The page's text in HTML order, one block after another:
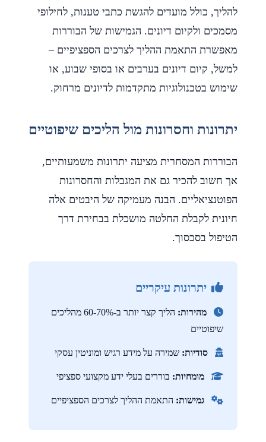
להליך, כולל מועדים להגשת כתבי טענות, לחילופי
מסמכים ולקיום דיונים. הגמישות של הבוררות
מאפשרת התאמת ההליך לצרכים הספציפיים –
למשל, קיום דיונים בערבים או בסופי שבוע, או
שימוש בטכנולוגיות מתקדמות לדיונים מרחוק.
יתרונות וחסרונות מול הליכים שיפוטיים
הבוררות המסחרית מציעה יתרונות משמעותיים,
אך חשוב להכיר גם את המגבלות והחסרונות
הפוטנציאליים. הבנה מעמיקה של היבטים אלה
חיונית לקבלת החלטה מושכלת בבחירת דרך
הטיפול בסכסוך.
יתרונות עיקריים
מהירות:
הליך קצר יותר ב-60-70% מהליכים
שיפוטיים
סודיות: שמירה על מידע רגיש ומוניטין עסקי
מומחיות: בוררים בעלי ידע מקצועי ספציפי
גמישות: התאמת ההליך לצרכים הספציפיים